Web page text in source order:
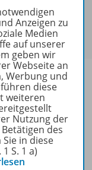
?
melden Sie
Anzeigen zu
Medien
auf unserer
geben wir
Webseite an
Werbung und
diese
weiteren
Nutzung der
des
Sie in diese
S. 1 a)